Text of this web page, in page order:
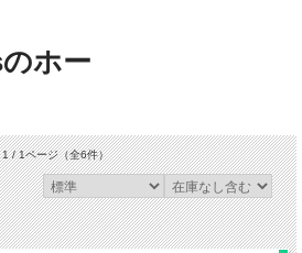
1 / 1ページ（全6件）